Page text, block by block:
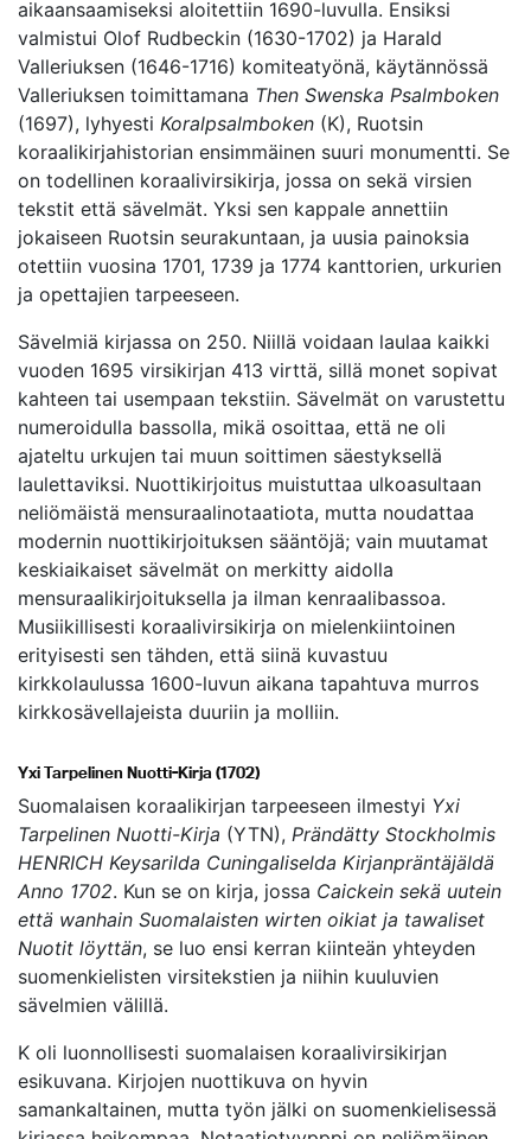
aikaansaamiseksi aloitettiin 1690-luvulla. Ensiksi
valmistui Olof Rudbeckin (1630-1702) ja Harald
Valleriuksen (1646-1716) komiteatyönä, käytännössä
Valleriuksen toimittamana Then Swenska Psalmboken
(1697), lyhyesti Koralpsalmboken (K), Ruotsin
koraalikirjahistorian ensimmäinen suuri monumentti. Se
on todellinen koraalivirsikirja, jossa on sekä virsien
tekstit että sävelmät. Yksi sen kappale annettiin
jokaiseen Ruotsin seurakuntaan, ja uusia painoksia
otettiin vuosina 1701, 1739 ja 1774 kanttorien, urkurien
ja opettajien tarpeeseen.
Sävelmiä kirjassa on 250. Niillä voidaan laulaa kaikki
vuoden 1695 virsikirjan 413 virttä, sillä monet sopivat
kahteen tai usempaan tekstiin. Sävelmät on varustettu
numeroidulla bassolla, mikä osoittaa, että ne oli
ajateltu urkujen tai muun soittimen säestyksellä
laulettaviksi. Nuottikirjoitus muistuttaa ulkoasultaan
neliömäistä mensuraalinotaatiota, mutta noudattaa
modernin nuottikirjoituksen sääntöjä; vain muutamat
keskiaikaiset sävelmät on merkitty aidolla
mensuraalikirjoituksella ja ilman kenraalibassoa.
Musiikillisesti koraalivirsikirja on mielenkiintoinen
erityisesti sen tähden, että siinä kuvastuu
kirkkolaulussa 1600-luvun aikana tapahtuva murros
kirkkosävellajeista duuriin ja molliin.
Yxi Tarpelinen Nuotti-Kirja (1702)
Suomalaisen koraalikirjan tarpeeseen ilmestyi Yxi
Tarpelinen Nuotti-Kirja (YTN), Prändätty Stockholmis
HENRICH Keysarilda Cuningaliselda Kirjanpräntäjäldä
Anno 1702. Kun se on kirja, jossa Caickein sekä uutein
että wanhain Suomalaisten wirten oikiat ja tawaliset
Nuotit löyttän, se luo ensi kerran kiinteän yhteyden
suomenkielisten virsitekstien ja niihin kuuluvien
sävelmien välillä.
K oli luonnollisesti suomalaisen koraalivirsikirjan
esikuvana. Kirjojen nuottikuva on hyvin
samankaltainen, mutta työn jälki on suomenkielisessä